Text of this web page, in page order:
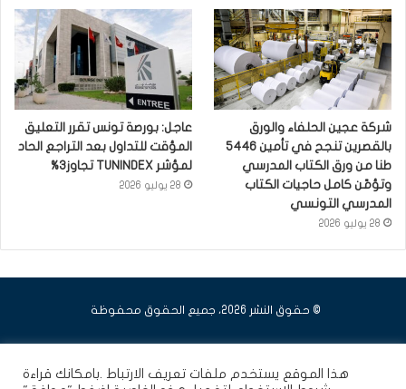
شركة عجين الحلفاء والورق
بالقصرين تنجح في تأمين 5446
طنا من ورق الكتاب المدرسي
وتؤمّن كامل حاجيات الكتاب
المدرسي التونسي
28 يوليو 2026
عاجل: بورصة تونس تقرر التعليق
المؤقت للتداول بعد التراجع الحاد
لمؤشر TUNINDEX تجاوز3%
28 يوليو 2026
© حقوق النشر 2026، جميع الحقوق محفوظة
هذا الموقع يستخدم ملفات تعريف الارتباط .بامكانك قراءة